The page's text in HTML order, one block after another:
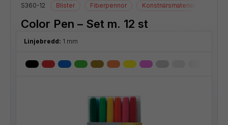
S360-12 Blister Fiberpennor Konstnärsmaterial
Color Pen – Set m. 12 st
Linjebredd: 1 mm